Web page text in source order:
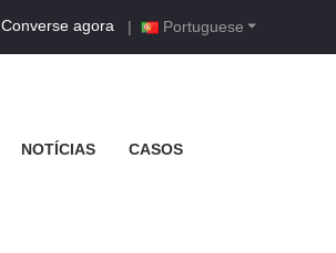
Portuguese
Converse agora |
NOTÍCIAS CASOS